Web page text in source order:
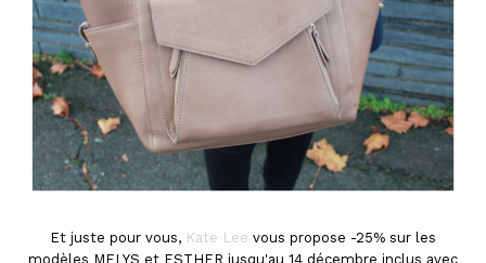
Et juste pour vous, Kate Lee vous propose -25% sur les
modèles MELYS et ESTHER jusqu'au 14 décembre inclus avec